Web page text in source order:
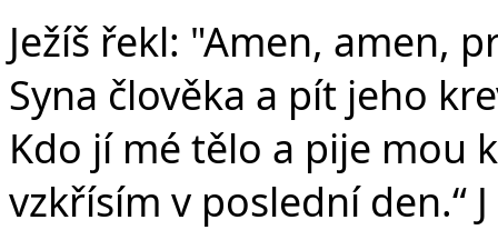
Ježíš řekl: "Amen, amen,
Syna člověka a pít jeho
Kdo jí mé tělo a pije mou
vzkřísím v poslední den.“